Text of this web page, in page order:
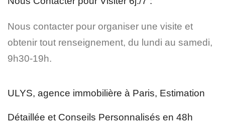
Nous contacter pour organiser une visite et
obtenir tout renseignement, du lundi au samedi,
9h30-19h.
ULYS, agence immobilière à Paris, Estimation
Détaillée et Conseils Personnalisés en 48h